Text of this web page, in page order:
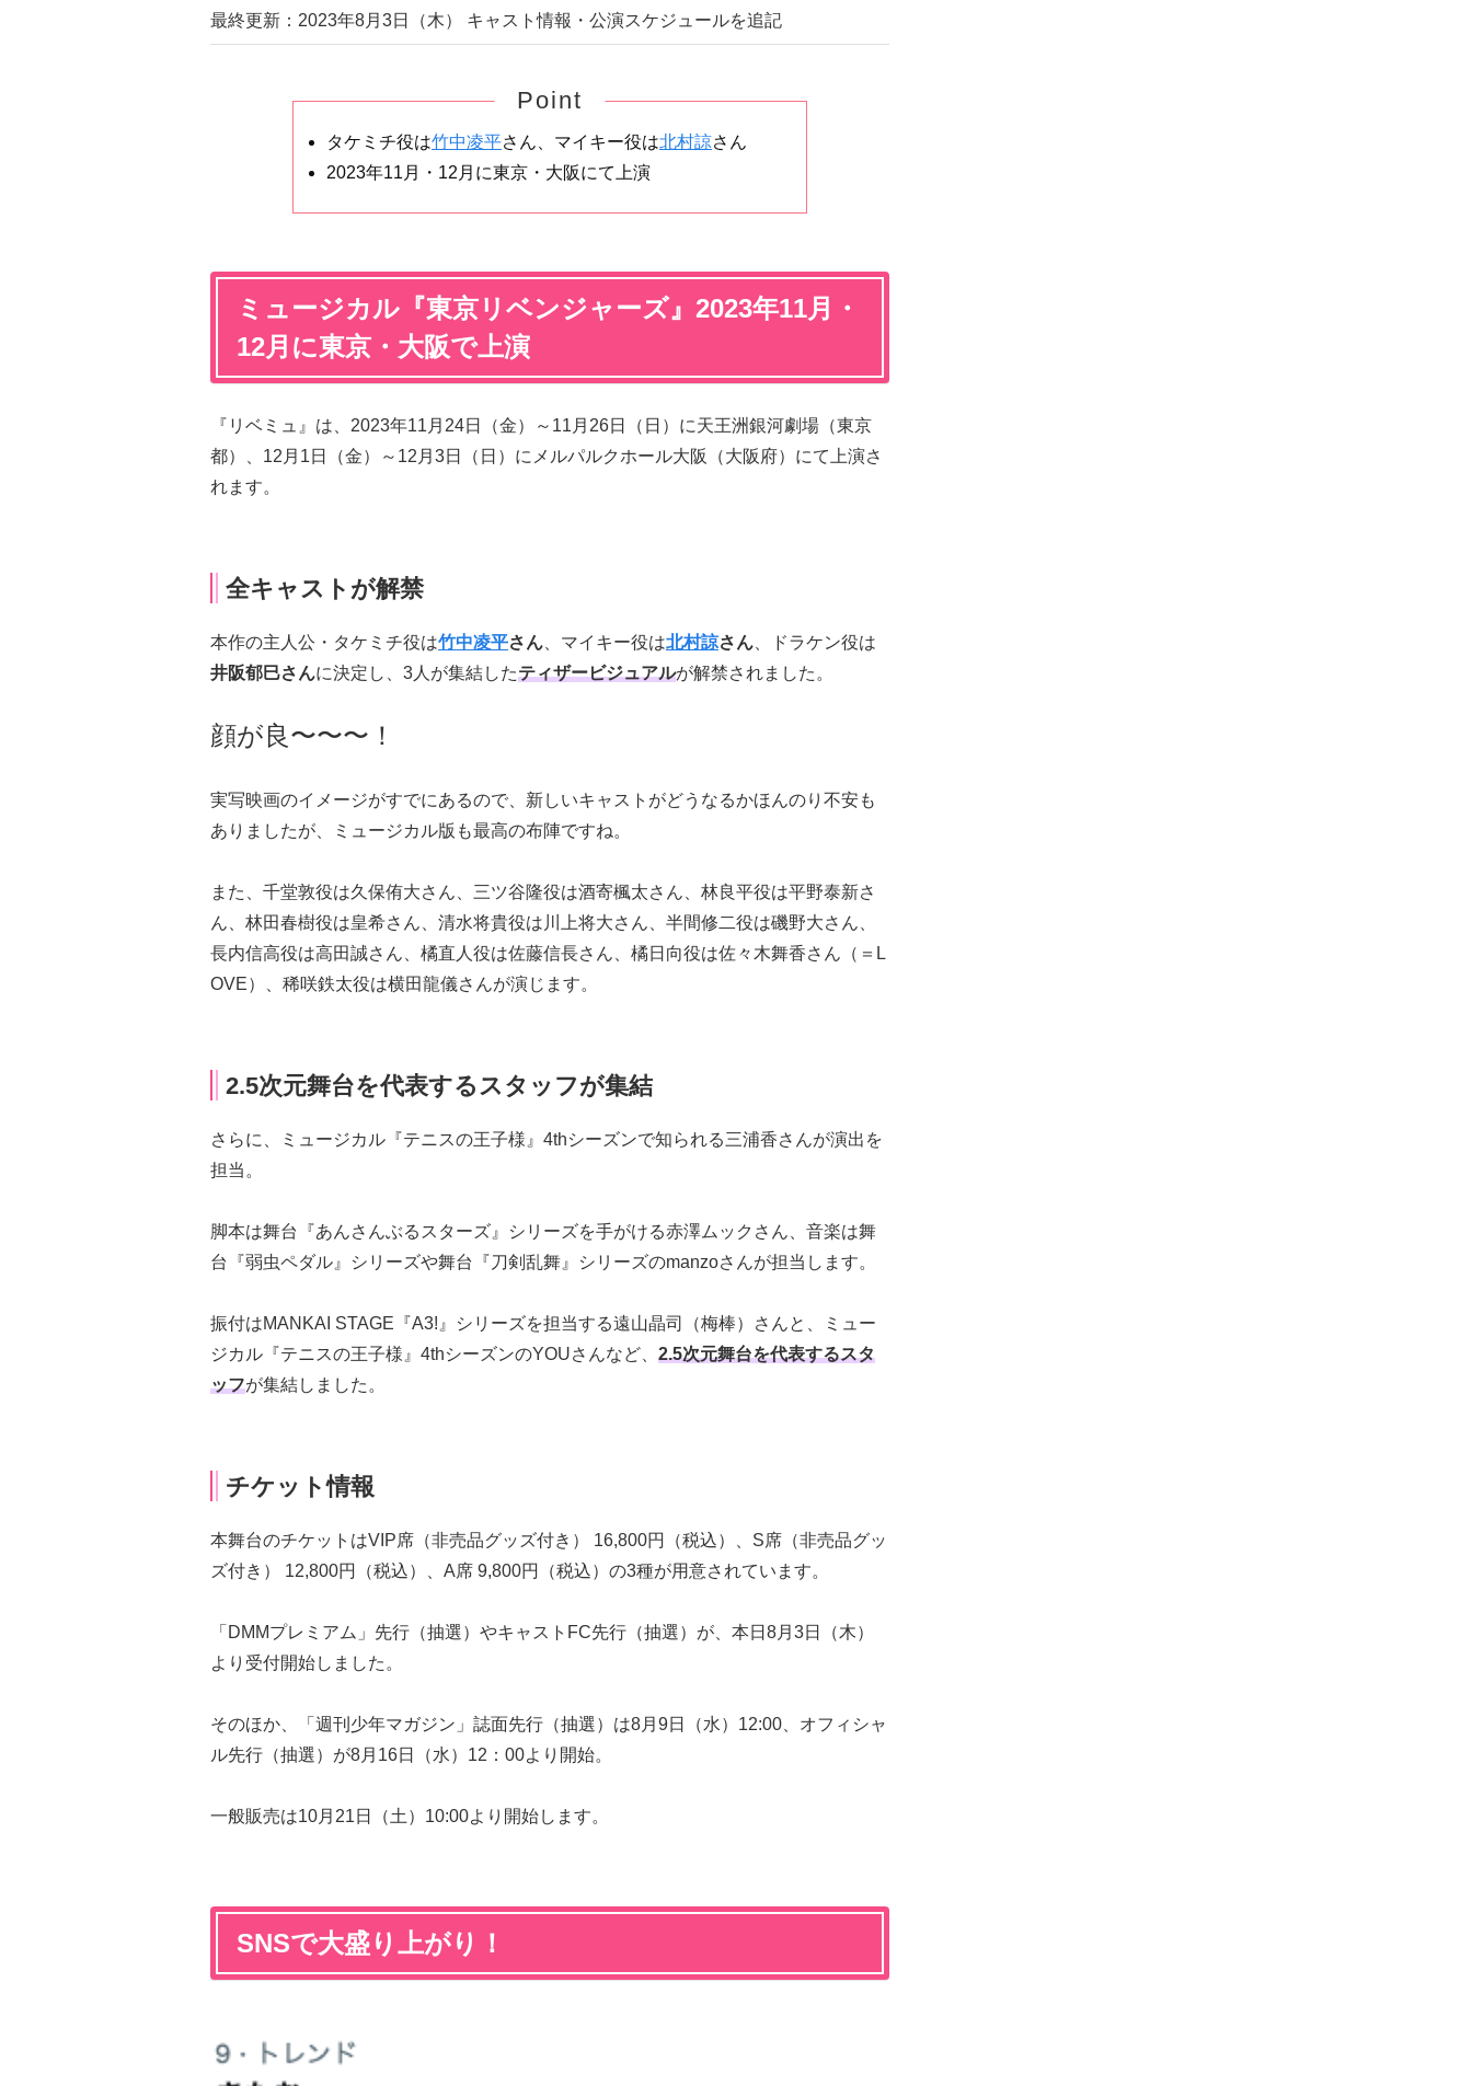
最終更新：2023年8月3日（木） キャスト情報・公演スケジュールを追記
Point
タケミチ役は竹中凌平さん、マイキー役は北村諒さん
2023年11月・12月に東京・大阪にて上演
ミュージカル『東京リベンジャーズ』2023年11月・
12月に東京・大阪で上演
『リベミュ』は、2023年11月24日（金）～11月26日（日）に天王洲銀河劇場（東京
都）、12月1日（金）～12月3日（日）にメルパルクホール大阪（大阪府）にて上演さ
れます。
全キャストが解禁
本作の主人公・タケミチ役は竹中凌平さん 、マイキー役は北村諒さん 、ドラケン役は
井阪郁巳さんに決定し、3人が集結したティザービジュアルが解禁されました。
顔が良〜〜〜！
実写映画のイメージがすでにあるので、新しいキャストがどうなるかほんのり不安も
ありましたが、ミュージカル版も最高の布陣ですね。
また、千堂敦役は久保侑大さん、三ツ谷隆役は酒寄楓太さん、林良平役は平野泰新さ
ん、林田春樹役は皇希さん、清水将貴役は川上将大さん、半間修二役は磯野大さん、
長内信高役は高田誠さん、橘直人役は佐藤信長さん、橘日向役は佐々木舞香さん（＝L
OVE）、稀咲鉄太役は横田龍儀さんが演じます。
2.5次元舞台を代表するスタッフが集結
さらに、ミュージカル『テニスの王子様』4thシーズンで知られる三浦香さんが演出を
担当。
脚本は舞台『あんさんぶるスターズ』シリーズを手がける赤澤ムックさん、音楽は舞
台『弱虫ペダル』シリーズや舞台『刀剣乱舞』シリーズのmanzoさんが担当します。
振付はMANKAI STAGE『A3!』シリーズを担当する遠山晶司（梅棒）さんと、ミュー
ジカル『テニスの王子様』4thシーズンのYOUさんなど、 2.5次元舞台を代表するスタ
ッフが集結しました。
チケット情報
本舞台のチケットはVIP席（非売品グッズ付き） 16,800円（税込）、S席（非売品グッ
ズ付き） 12,800円（税込）、A席 9,800円（税込）の3種が用意されています。
「DMMプレミアム」先行（抽選）やキャストFC先行（抽選）が、本日8月3日（木）
より受付開始しました。
そのほか、「週刊少年マガジン」誌面先行（抽選）は8月9日（水）12:00、オフィシャ
ル先行（抽選）が8月16日（水）12：00より開始。
一般販売は10月21日（土）10:00より開始します。
SNSで大盛り上がり！